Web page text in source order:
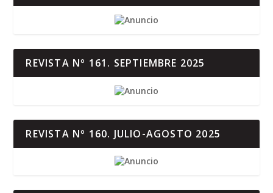
REVISTA Nº 161. SEPTIEMBRE 2025
REVISTA Nº 160. JULIO-AGOSTO 2025